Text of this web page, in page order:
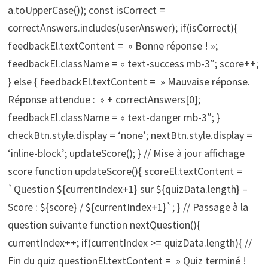
a.toUpperCase()); const isCorrect =
correctAnswers.includes(userAnswer); if(isCorrect){
feedbackEl.textContent = » Bonne réponse ! »;
feedbackEl.className = « text-success mb-3″; score++;
} else { feedbackEl.textContent = » Mauvaise réponse.
Réponse attendue : » + correctAnswers[0];
feedbackEl.className = « text-danger mb-3″; }
checkBtn.style.display = ‘none’; nextBtn.style.display =
‘inline-block’; updateScore(); } // Mise à jour affichage
score function updateScore(){ scoreEl.textContent =
`Question ${currentIndex+1} sur ${quizData.length} –
Score : ${score} / ${currentIndex+1}`; } // Passage à la
question suivante function nextQuestion(){
currentIndex++; if(currentIndex >= quizData.length){ //
Fin du quiz questionEl.textContent = » Quiz terminé !